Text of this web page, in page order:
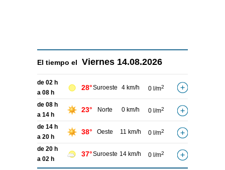
El tiempo el Viernes 14.08.2026
de 02 h
a 08 h
28°Suroeste 4 km/h 0 l/m2
de 08 h
a 14 h
23° Norte 0 km/h 0 l/m2
de 14 h
a 20 h
38° Oeste 11 km/h 0 l/m2
de 20 h
a 02 h
37°Suroeste 14 km/h 0 l/m2